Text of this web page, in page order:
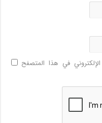
في هذا المتصفح